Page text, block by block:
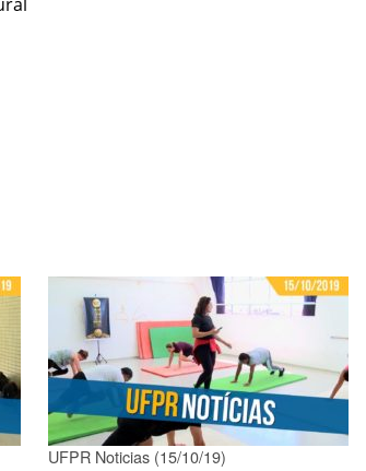
UFPR Noticias (15/10/19)